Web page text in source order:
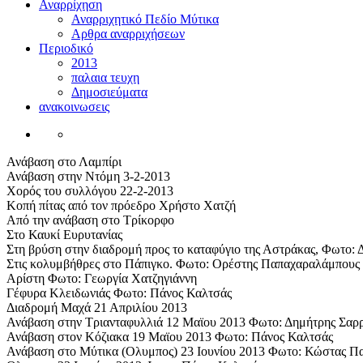
Αναρρίχηση
Αναρριχητικό Πεδίο Μύτικα
Αρθρα αναρριχήσεων
Περιοδικό
2013
παλαια τευχη
Δημοσιεύματα
ανακοινωσεις
Ανάβαση στο Λαμπίρι
Ανάβαση στην Ντόμη 3-2-2013
Χορός του συλλόγου 22-2-2013
Κοπή πίτας από τον πρόεδρο Χρήστο Χατζή
Από την ανάβαση στο Τρίκορφο
Στο Καυκί Ευρυτανίας
Στη βρύση στην διαδρομή προς το καταφύγιο της Αστράκας, Φωτο:
Στις κολυμβήθρες στο Πάπιγκο. Φωτο: Ορέστης Παπαχαραλάμπους
Αρίστη Φωτο: Γεωργία Χατζηγιάννη
Γέφυρα Κλειδωνιάς Φωτο: Πάνος Καλτσάς
Διαδρομή Μαχά 21 Απριλίου 2013
Ανάβαση στην Τριανταφυλλιά 12 Μαϊου 2013 Φωτο: Δημήτρης
Ανάβαση στον Κόζιακα 19 Μαϊου 2013 Φωτο: Πάνος Καλτσάς
Ανάβαση στο Μύτικα (Ολυμπος) 23 Ιουνίου 2013 Φωτο: Κώστας